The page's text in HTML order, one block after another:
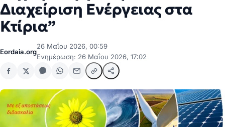
Διαχείριση Ενέργειας στα
Κτίρια”
Eordaia.org
26 Μαΐου 2026, 00:59
Ενημέρωση: 26 Μαΐου 2026, 17:02